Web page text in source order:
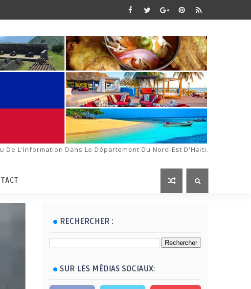
De L'Information Dans Le Département Du Nord-Est D'Haiti.
RECHERCHER :
SUR LES MÉDIAS SOCIAUX: